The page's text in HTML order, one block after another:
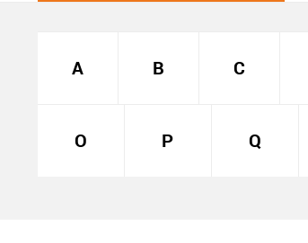
A B C
O P Q